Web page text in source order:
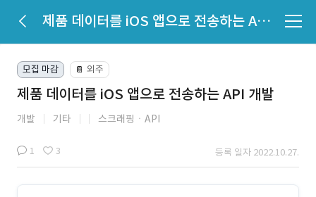
제품 데이터를 iOS 앱으로 전송하는 API 개발
모집 마감 📔 외주
제품 데이터를 iOS 앱으로 전송하는 API 개발
개발 기타 스크래핑ㆍAPI
1 3 등록 일자 2022.10.27.